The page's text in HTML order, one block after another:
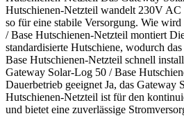
Hutschienen-Netzteil wandelt 230V
so für eine stabile Versorgung. Wie
/ Base Hutschienen-Netzteil montiert
standardisierte Hutschiene, wodurch
Base Hutschienen-Netzteil schnell
Gateway Solar-Log 50 / Base
Dauerbetrieb geeignet Ja, das Gateway
Hutschienen-Netzteil ist für den
und bietet eine zuverlässige